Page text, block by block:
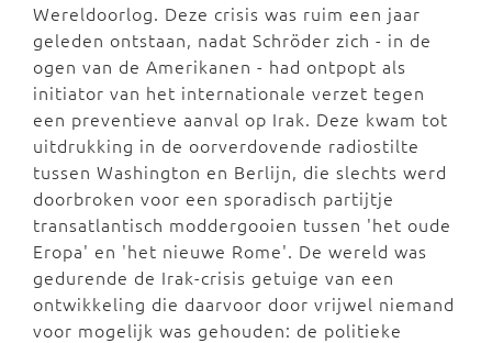
Wereldoorlog. Deze crisis was ruim een jaar
geleden ontstaan, nadat Schröder zich - in de
ogen van de Amerikanen - had ontpopt als
initiator van het internationale verzet tegen
een preventieve aanval op Irak. Deze kwam tot
uitdrukking in de oorverdovende radiostilte
tussen Washington en Berlijn, die slechts werd
doorbroken voor een sporadisch partijtje
transatlantisch moddergooien tussen 'het oude
Eropa' en 'het nieuwe Rome'. De wereld was
gedurende de Irak-crisis getuige van een
ontwikkeling die daarvoor door vrijwel niemand
voor mogelijk was gehouden: de politieke